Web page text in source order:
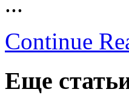
Continue
Еще